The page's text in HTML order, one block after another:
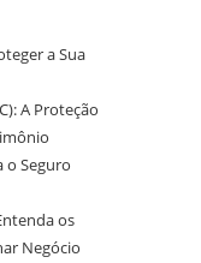
a Sua
A Proteção
o Seguro
os
Negócio